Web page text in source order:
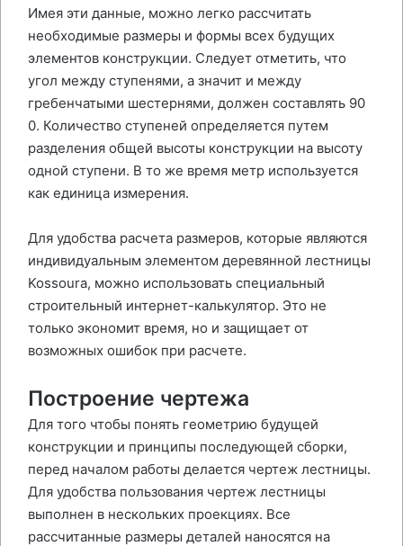
Имея эти данные, можно легко рассчитать
необходимые размеры и формы всех будущих
элементов конструкции. Следует отметить, что
угол между ступенями, а значит и между
гребенчатыми шестернями, должен составлять 90
0. Количество ступеней определяется путем
разделения общей высоты конструкции на высоту
одной ступени. В то же время метр используется
как единица измерения.
Для удобства расчета размеров, которые являются
индивидуальным элементом деревянной лестницы
Kossoura, можно использовать специальный
строительный интернет-калькулятор. Это не
только экономит время, но и защищает от
возможных ошибок при расчете.
Построение чертежа
Для того чтобы понять геометрию будущей
конструкции и принципы последующей сборки,
перед началом работы делается чертеж лестницы.
Для удобства пользования чертеж лестницы
выполнен в нескольких проекциях. Все
рассчитанные размеры деталей наносятся на